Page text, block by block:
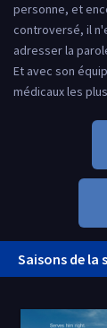
personne, et
controversé, il
adresser la
Et avec son
médicaux les
Saisons de la